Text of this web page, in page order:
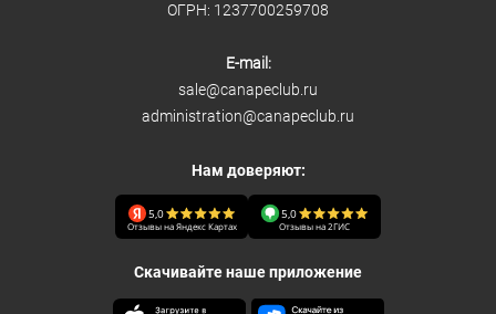
ОГРН: 1237700259708
E-mail:
sale@canapeclub.ru
administration@canapeclub.ru
Нам доверяют:
5,0
Отзывы на Яндекс Картах
5,0
Отзывы на 2ГИС
Скачивайте наше приложение